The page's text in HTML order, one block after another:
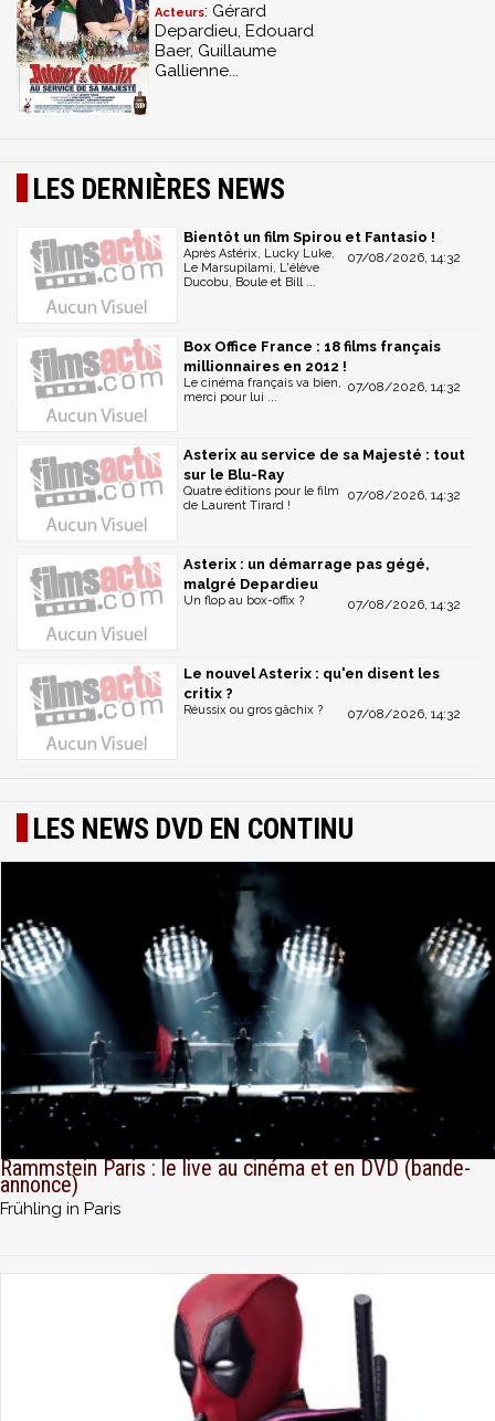
Acteurs: Gérard
Depardieu, Edouard
Baer, Guillaume
Gallienne...
LES DERNIÈRES NEWS
Bientôt un film Spirou et Fantasio !
07/08/2026, 14:32
Après Astérix, Lucky Luke,
Le Marsupilami, L'élève
Ducobu, Boule et Bill ...
Box Office France : 18 films français
millionnaires en 2012 !
07/08/2026, 14:32
Le cinéma français va bien,
merci pour lui ...
Asterix au service de sa Majesté : tout
sur le Blu-Ray
07/08/2026, 14:32
Quatre éditions pour le film
de Laurent Tirard !
Asterix : un démarrage pas gégé,
malgré Depardieu
07/08/2026, 14:32
Un flop au box-offix ?
Le nouvel Asterix : qu'en disent les
critix ?
07/08/2026, 14:32
Réussix ou gros gâchix ?
LES NEWS DVD EN CONTINU
Rammstein Paris : le live au cinéma et en DVD (bande-
annonce)
Frühling in Paris